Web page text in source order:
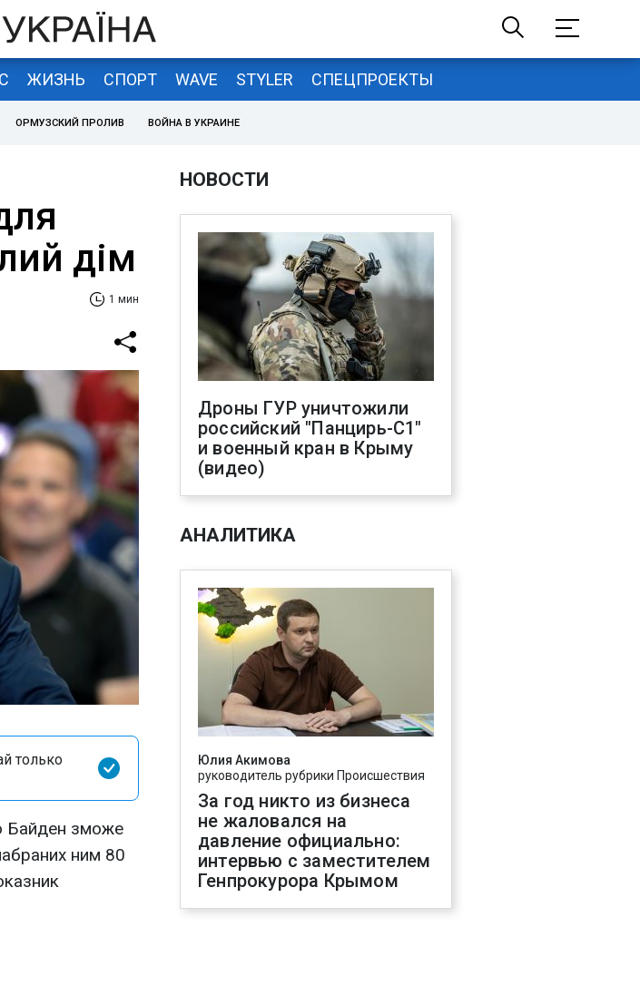
ЖИЗНЬ СПОРТ WAVE STYLER СПЕЦПРОЕКТЫ
ОРМУЗСКИЙ ПРОЛИВ ВОЙНА В УКРАИНЕ
дім
1 мин
только
Байден зможе
ним 80
НОВОСТИ
Дроны ГУР уничтожили
российский "Панцирь-С1"
и военный кран в Крыму
(видео)
АНАЛИТИКА
Юлия Акимова
руководитель рубрики Происшествия
За год никто из бизнеса
не жаловался на
давление официально:
интервью с заместителем
Генпрокурора Крымом